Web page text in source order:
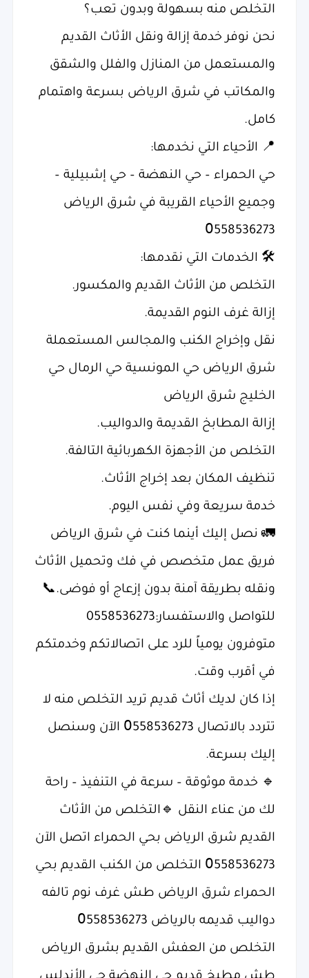
التخلص منه بسهولة وبدون تعب؟
نحن نوفر خدمة إزالة ونقل الأثاث القديم
والمستعمل من المنازل والفلل والشقق
والمكاتب في شرق الرياض بسرعة واهتمام
كامل.
📍 الأحياء التي نخدمها:
حي الحمراء – حي النهضة – حي إشبيلية –
وجميع الأحياء القريبة في شرق الرياض
0َ558536273
🛠️ الخدمات التي نقدمها:
التخلص من الأثاث القديم والمكسور.
إزالة غرف النوم القديمة.
نقل وإخراج الكنب والمجالس المستعملة
شرق الرياض حي المونسية حي الرمال حي
الخليج شرق الرياض
إزالة المطابخ القديمة والدواليب.
التخلص من الأجهزة الكهربائية التالفة.
تنظيف المكان بعد إخراج الأثاث.
خدمة سريعة وفي نفس اليوم.
🚛 نصل إليك أينما كنت في شرق الرياض
فريق عمل متخصص في فك وتحميل الأثاث
ونقله بطريقة آمنة بدون إزعاج أو فوضى.📞
للتواصل والاستفسار:0558536273
متوفرون يومياً للرد على اتصالاتكم وخدمتكم
في أقرب وقت.
إذا كان لديك أثاث قديم تريد التخلص منه لا
تتردد بالاتصال 0َ558536273 الآن وسنصل
إليك بسرعة.
🔹 خدمة موثوقة – سرعة في التنفيذ – راحة
لك من عناء النقل 🔹التخلص من الأثاث
القديم شرق الرياض بحي الحمراء اتصل الآن
0َ558536273 التخلص من الكنب القديم بحي
الحمراء شرق الرياض طش غرف نوم تالفه
دواليب قديمه بالرياض 0َ558536273
التخلص من العفش القديم بشرق الرياض